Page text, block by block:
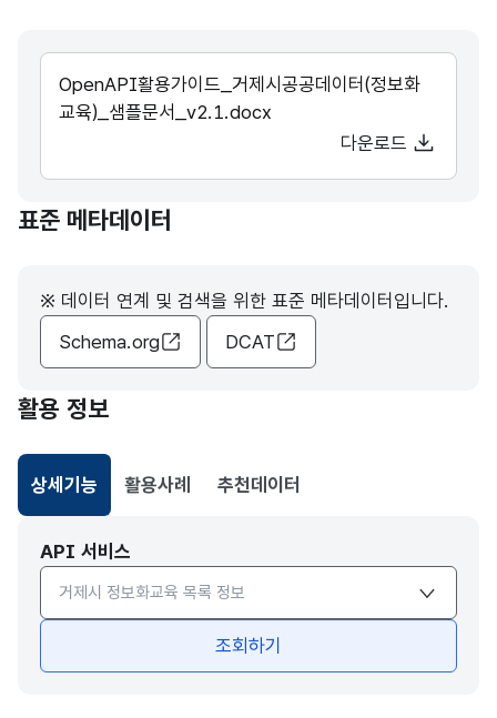
OpenAPI활용가이드_거제시공공데이터(정보화
교육)_샘플문서_v2.1.docx
다운로드
표준 메타데이터
※ 데이터 연계 및 검색을 위한 표준 메타데이터입니다.
Schema.org
DCAT
활용 정보
상세기능
선택됨
활용사례 추천데이터
API 서비스
API서비스 종류 선택
조회하기